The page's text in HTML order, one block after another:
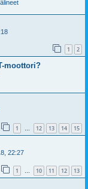
1 2
moottori?
1 … 12 13 14 15
22:27
1 … 10 11 12 13